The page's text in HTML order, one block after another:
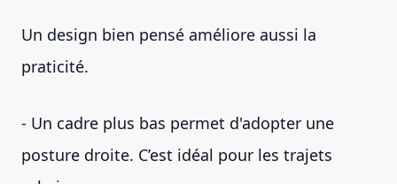
Un design bien pensé améliore aussi la
praticité.
- Un cadre plus bas permet d'adopter une
posture droite. C’est idéal pour les trajets